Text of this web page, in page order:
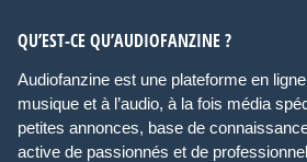
QU’EST-CE QU’AUDIOFANZINE ?
Audiofanzine est une plateforme en
musique et à l’audio, à la fois média
petites annonces, base de
active de passionnés et de